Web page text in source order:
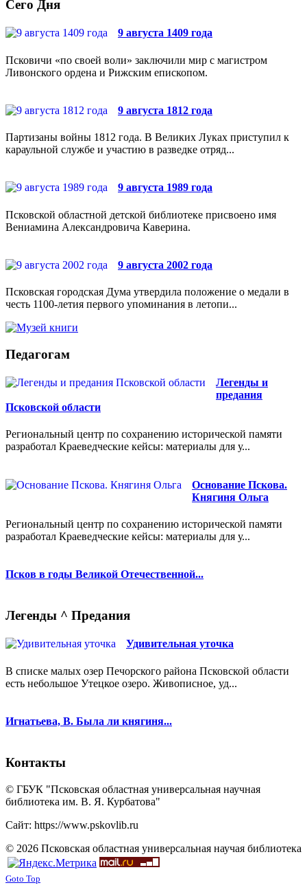
Сего Дня
9 августа 1409 года
Псковичи «по своей воли» заключили мир с магистром
Ливонского ордена и Рижским епископом.
9 августа 1812 года
Партизаны войны 1812 года. В Великих Луках приступил к
караульной службе и участию в разведке отряд...
9 августа 1989 года
Псковской областной детской библиотеке присвоено имя
Вениамина Александровича Каверина.
9 августа 2002 года
Псковская городская Дума утвердила положение о медали в
честь 1100-летия первого упоминания в летопи...
Педагогам
Легенды и
предания
Псковской области
Региональный центр по сохранению исторической памяти
разработал Краеведческие кейсы: материалы для у...
Основание Пскова.
Княгиня Ольга
Региональный центр по сохранению исторической памяти
разработал Краеведческие кейсы: материалы для у...
Псков в годы Великой Отечественной...
Легенды ^ Предания
Удивительная уточка
В списке малых озер Печорского района Псковской области
есть небольшое Утецкое озеро. Живописное, уд...
Игнатьева, В. Была ли княгиня...
Контакты
© ГБУК "Псковская областная универсальная научная
библиотека им. В. Я. Курбатова"
Сайт: https://www.pskovlib.ru
© 2026 Псковская областная универсальная научая библиотека
Goto Top